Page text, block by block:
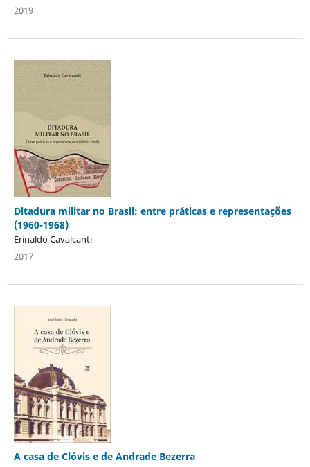
2019
Ditadura militar no Brasil: entre práticas e representações
(1960-1968)
Erinaldo Cavalcanti
2017
A casa de Clóvis e de Andrade Bezerra